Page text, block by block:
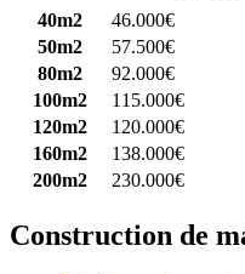
40m2
46.000€
50m2
57.500€
80m2
92.000€
100m2
115.000€
120m2
120.000€
160m2
138.000€
200m2
230.000€
Construction de